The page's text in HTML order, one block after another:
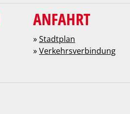
ANFAHRT
»Stadtplan
»Verkehrsverbindung